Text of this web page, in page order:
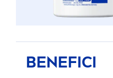
BENEFICI